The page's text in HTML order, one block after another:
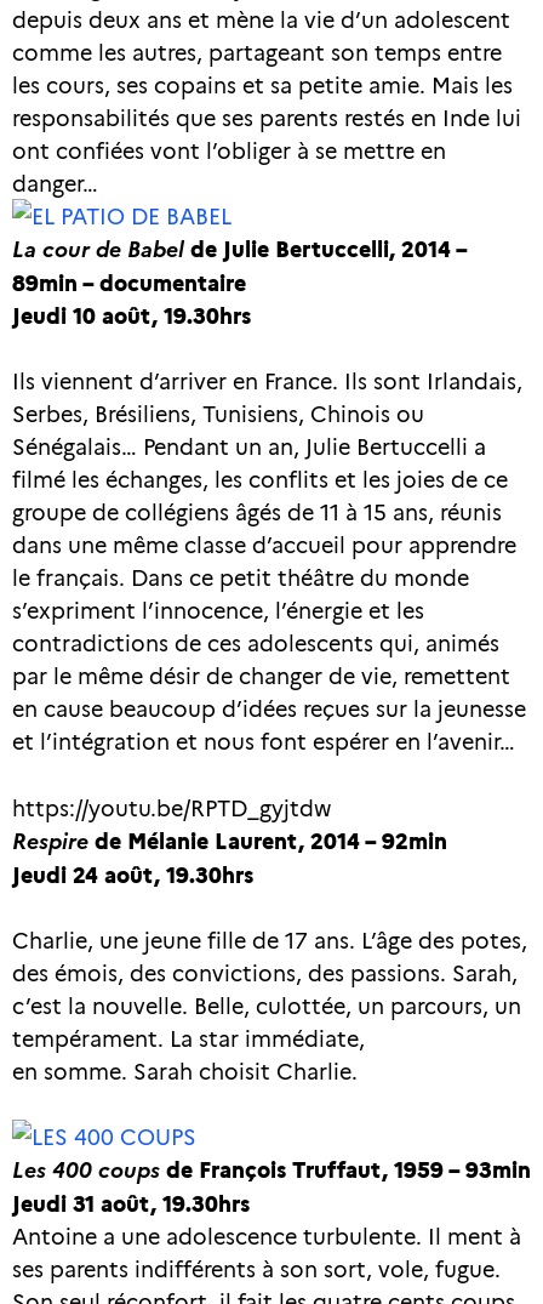
depuis deux ans et mène la vie d’un adolescent
comme les autres, partageant son temps entre
les cours, ses copains et sa petite amie. Mais les
responsabilités que ses parents restés en Inde lui
ont confiées vont l’obliger à se mettre en
danger…
La cour de Babel de Julie Bertuccelli, 2014 –
89min – documentaire
Jeudi 10 août, 19.30hrs
Ils viennent d’arriver en France. Ils sont Irlandais,
Serbes, Brésiliens, Tunisiens, Chinois ou
Sénégalais… Pendant un an, Julie Bertuccelli a
filmé les échanges, les conflits et les joies de ce
groupe de collégiens âgés de 11 à 15 ans, réunis
dans une même classe d’accueil pour apprendre
le français. Dans ce petit théâtre du monde
s’expriment l’innocence, l’énergie et les
contradictions de ces adolescents qui, animés
par le même désir de changer de vie, remettent
en cause beaucoup d’idées reçues sur la jeunesse
et l’intégration et nous font espérer en l’avenir…
https://youtu.be/RPTD_gyjtdw
Respire de Mélanie Laurent, 2014 – 92min
Jeudi 24 août, 19.30hrs
Charlie, une jeune fille de 17 ans. L’âge des potes,
des émois, des convictions, des passions. Sarah,
c’est la nouvelle. Belle, culottée, un parcours, un
tempérament. La star immédiate,
en somme. Sarah choisit Charlie.
Les 400 coups de François Truffaut, 1959 – 93min
Jeudi 31 août, 19.30hrs
Antoine a une adolescence turbulente. Il ment à
ses parents indifférents à son sort, vole, fugue.